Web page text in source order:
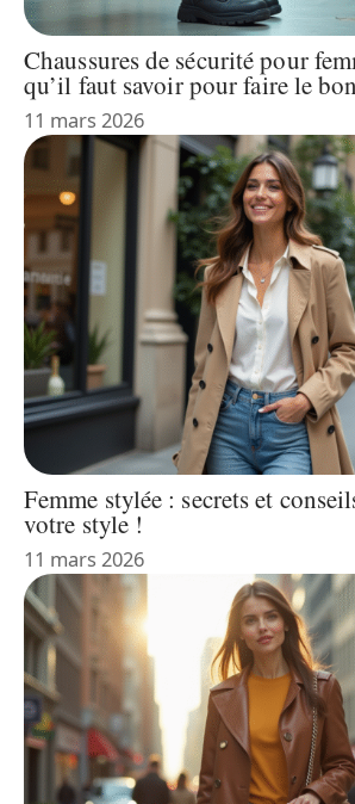
Chaussures de sécurité pour
qu’il faut savoir pour faire le
11 mars 2026
Femme stylée : secrets et
votre style !
11 mars 2026